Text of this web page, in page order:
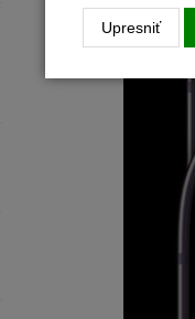
Upresniť